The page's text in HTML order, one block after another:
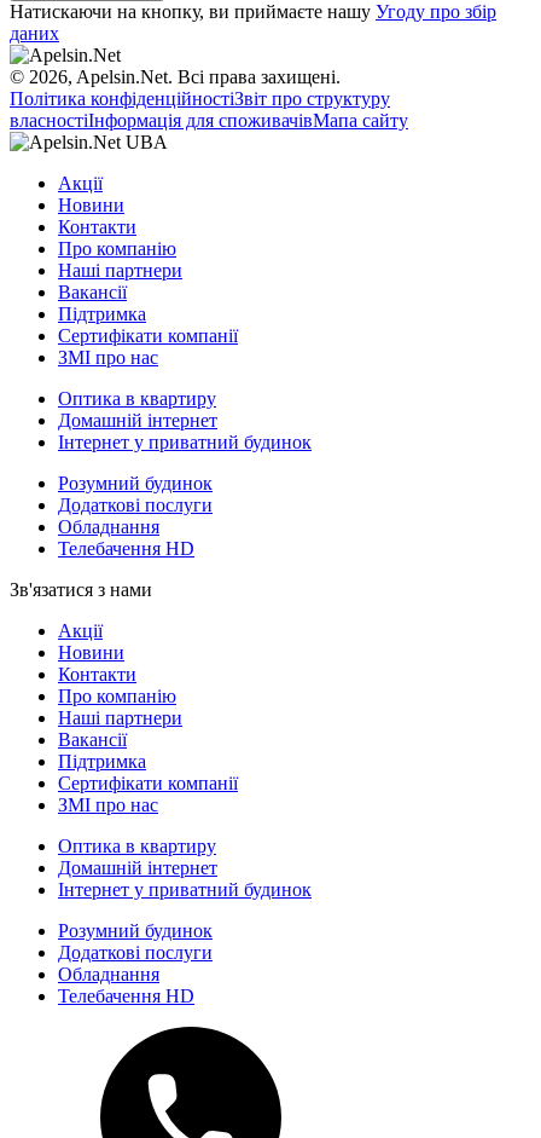
Натискаючи на кнопку, ви приймаєте нашу Угоду про збір
даних
© 2026, Apelsin.Net. Всі права захищені.
Політика конфіденційностіЗвіт про структуру
власностіІнформація для споживачівМапа сайту
Акції
Новини
Контакти
Про компанію
Наші партнери
Вакансії
Підтримка
Сертифікати компанії
ЗМІ про нас
Оптика в квартиру
Домашній інтернет
Інтернет у приватний будинок
Розумний будинок
Додаткові послуги
Обладнання
Телебачення HD
Зв'язатися з нами
Акції
Новини
Контакти
Про компанію
Наші партнери
Вакансії
Підтримка
Сертифікати компанії
ЗМІ про нас
Оптика в квартиру
Домашній інтернет
Інтернет у приватний будинок
Розумний будинок
Додаткові послуги
Обладнання
Телебачення HD